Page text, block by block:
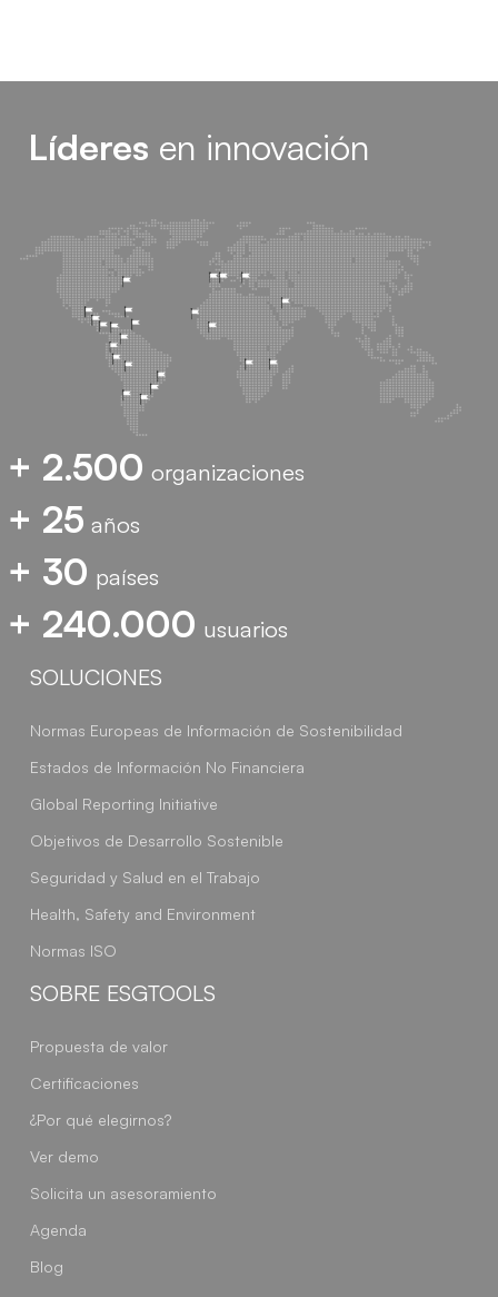
Líderes en innovación
+ 2.500 organizaciones
+ 25 años
+ 30 países
+ 240.000 usuarios
SOLUCIONES
Normas Europeas de Información de Sostenibilidad
Estados de Información No Financiera
Global Reporting Initiative
Objetivos de Desarrollo Sostenible
Seguridad y Salud en el Trabajo
Health, Safety and Environment
Normas ISO
SOBRE ESGTOOLS
Propuesta de valor
Certificaciones
¿Por qué elegirnos?
Ver demo
Solicita un asesoramiento
Agenda
Blog